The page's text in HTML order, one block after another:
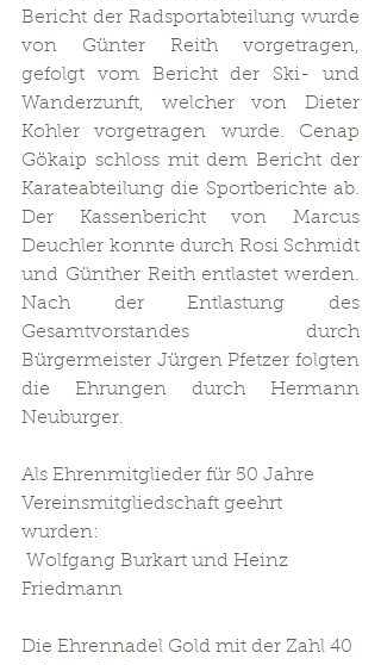
Bericht der Radsportabteilung wurde
von Günter Reith vorgetragen,
gefolgt vom Bericht der Ski- und
Wanderzunft, welcher von Dieter
Kohler vorgetragen wurde. Cenap
Gökaip schloss mit dem Bericht der
Karateabteilung die Sportberichte ab.
Der Kassenbericht von Marcus
Deuchler konnte durch Rosi Schmidt
und Günther Reith entlastet werden.
Nach der Entlastung des
Gesamtvorstandes durch
Bürgermeister Jürgen Pfetzer folgten
die Ehrungen durch Hermann
Neuburger.
Als Ehrenmitglieder für 50 Jahre
Vereinsmitgliedschaft geehrt
wurden:
Friedmann
Die Ehrennadel Gold mit der Zahl 40